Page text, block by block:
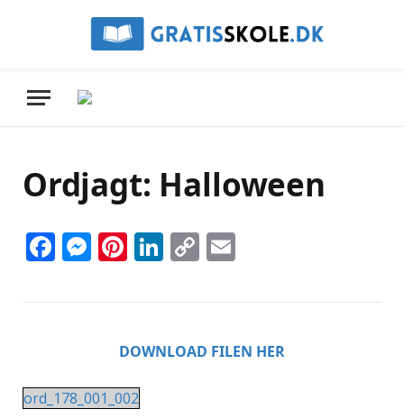
Ordjagt: Halloween
Facebook
Messenger
Pinterest
LinkedIn
Copy
DOWNLOAD FILEN HER
ord_178_001_002